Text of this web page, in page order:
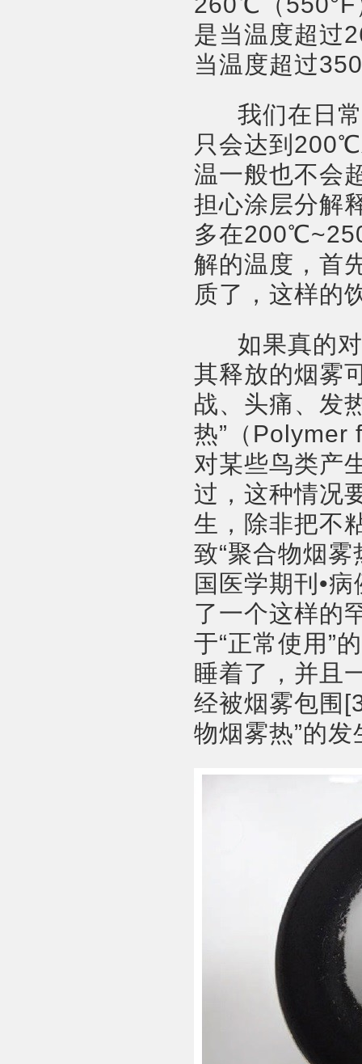
是当温度超过
当温度超过
我们在日常
只会达到
温一般也不会
担心涂层分解
多在
解的温度，首
质了，这样的
如果真的对
其释放的烟雾
战、头痛、发
热”（Polymer
对某些鸟类产
过，这种情况
生，除非把不
致“聚合物烟
国医学期刊•
了一个这样的
于“正常使用”
睡着了，并且
经被烟雾包围
物烟雾热”的发